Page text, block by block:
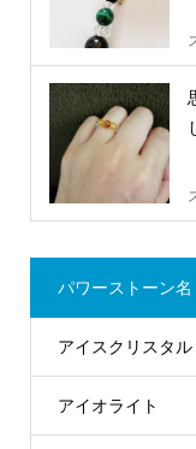
パワーストーン名
アイスクリスタル
アイオライト